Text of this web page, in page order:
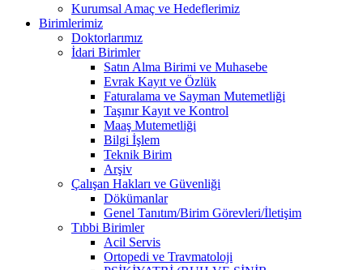
Kurumsal Amaç ve Hedeflerimiz
Birimlerimiz
Doktorlarımız
İdari Birimler
Satın Alma Birimi ve Muhasebe
Evrak Kayıt ve Özlük
Faturalama ve Sayman Mutemetliği
Taşınır Kayıt ve Kontrol
Maaş Mutemetliği
Bilgi İşlem
Teknik Birim
Arşiv
Çalışan Hakları ve Güvenliği
Dökümanlar
Genel Tanıtım/Birim Görevleri/İletişim
Tıbbi Birimler
Acil Servis
Ortopedi ve Travmatoloji